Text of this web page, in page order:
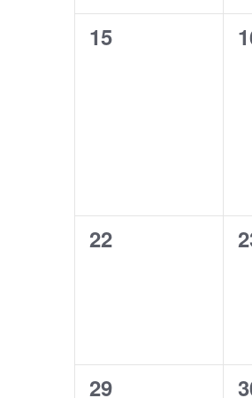
0
15
0
0
22
0
0
29
0